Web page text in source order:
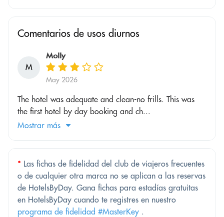
Comentarios de usos diurnos
M
Molly
May 2026
The hotel was adequate and clean-no frills. This was
the first hotel by day booking and ch...
Mostrar más
* Las fichas de fidelidad del club de viajeros frecuentes
o de cualquier otra marca no se aplican a las reservas
de HotelsByDay. Gana fichas para estadías gratuitas
en HotelsByDay cuando te registres en nuestro
programa de fidelidad #MasterKey .